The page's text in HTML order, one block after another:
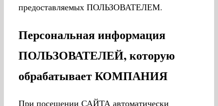
предоставляемых ПОЛЬЗОВАТЕЛЕМ.
Персональная информация
ПОЛЬЗОВАТЕЛЕЙ, которую
обрабатывает КОМПАНИЯ
При посещении САЙТА автоматически